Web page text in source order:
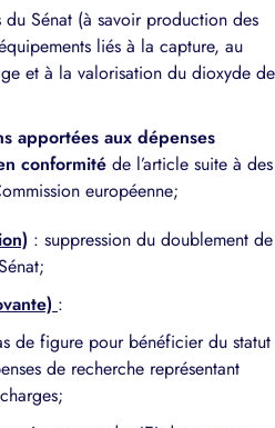
du Sénat (à savoir production des
liés à la capture, au
et à la valorisation du dioxyde de
apportées aux dépenses
conformité de l’article suite à des
européenne;
: suppression du doublement de
:
de figure pour bénéficier du statut
de recherche représentant